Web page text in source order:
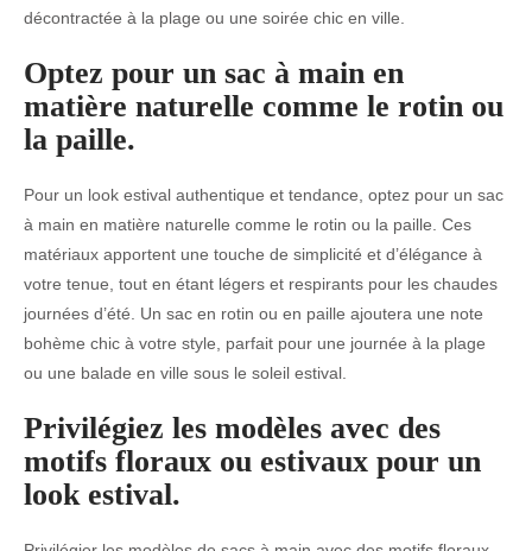
décontractée à la plage ou une soirée chic en ville.
Optez pour un sac à main en
matière naturelle comme le rotin ou
la paille.
Pour un look estival authentique et tendance, optez pour un sac
à main en matière naturelle comme le rotin ou la paille. Ces
matériaux apportent une touche de simplicité et d’élégance à
votre tenue, tout en étant légers et respirants pour les chaudes
journées d’été. Un sac en rotin ou en paille ajoutera une note
bohème chic à votre style, parfait pour une journée à la plage
ou une balade en ville sous le soleil estival.
Privilégiez les modèles avec des
motifs floraux ou estivaux pour un
look estival.